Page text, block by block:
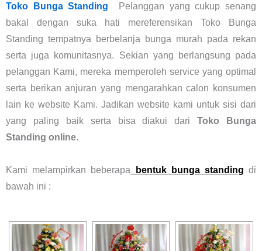
Toko Bunga Standing Pelanggan yang cukup senang
bakal dengan suka hati mereferensikan Toko Bunga
Standing tempatnya berbelanja bunga murah pada rekan
serta juga komunitasnya. Sekian yang berlangsung pada
pelanggan Kami, mereka memperoleh service yang optimal
serta berikan anjuran yang mengarahkan calon konsumen
lain ke website Kami. Jadikan website kami untuk sisi dari
yang paling baik serta bisa diakui dariToko Bunga
Standing online.
Kami melampirkan beberapa bentuk bunga standing di
bawah ini :